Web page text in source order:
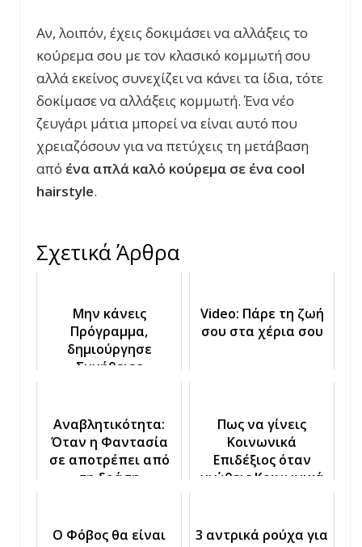
Αν, λοιπόν, έχεις δοκιμάσει να αλλάξεις το
κούρεμα σου με τον κλασικό κομμωτή σου
αλλά εκείνος συνεχίζει να κάνει τα ίδια, τότε
δοκίμασε να αλλάξεις κομμωτή. Ένα νέο
ζευγάρι μάτια μπορεί να είναι αυτό που
χρειαζόσουν για να πετύχεις τη μετάβαση
από ένα απλά καλό κούρεμα σε ένα cool
hairstyle.
Σχετικά Άρθρα
Μην κάνεις
Πρόγραμμα,
δημιούργησε
Συνήθειες
Video: Πάρε τη ζωή
σου στα χέρια σου
Αναβλητικότητα:
Όταν η Φαντασία
σε αποτρέπει από
τη δράση
Πως να γίνεις
Κοινωνικά
Επιδέξιος όταν
νιώθεις Κοινωνικά
Ο Φόβος θα είναι
3 αντρικά ρούχα για